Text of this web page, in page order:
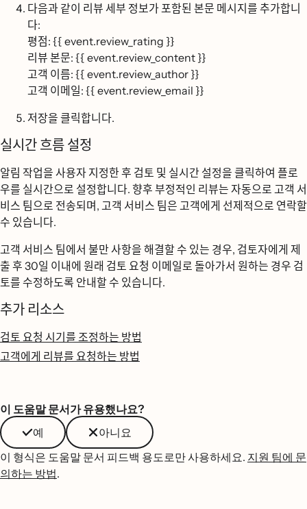
다음과 같이 리뷰 세부 정보가 포함된 본문 메시지를 추가합니
다:
평점: {{ event.review_rating }}
리뷰 본문: {{ event.review_content }}
고객 이름: {{ event.review_author }}
고객 이메일: {{ event.review_email }}
저장을 클릭합니다.
실시간 흐름 설정
알림 작업을 사용자 지정한 후 검토 및 실시간 설정을 클릭하여 플로
우를 실시간으로 설정합니다. 향후 부정적인 리뷰는 자동으로 고객 서
비스 팀으로 전송되며, 고객 서비스 팀은 고객에게 선제적으로 연락할
수 있습니다.
고객 서비스 팀에서 불만 사항을 해결할 수 있는 경우, 검토자에게 제
출 후 30일 이내에 원래 검토 요청 이메일로 돌아가서 원하는 경우 검
토를 수정하도록 안내할 수 있습니다.
추가 리소스
검토 요청 시기를 조정하는 방법
고객에게 리뷰를 요청하는 방법
이 도움말 문서가 유용했나요?
예
아니요
이 형식은 도움말 문서 피드백 용도로만 사용하세요. 지원 팀에 문
의하는 방법.